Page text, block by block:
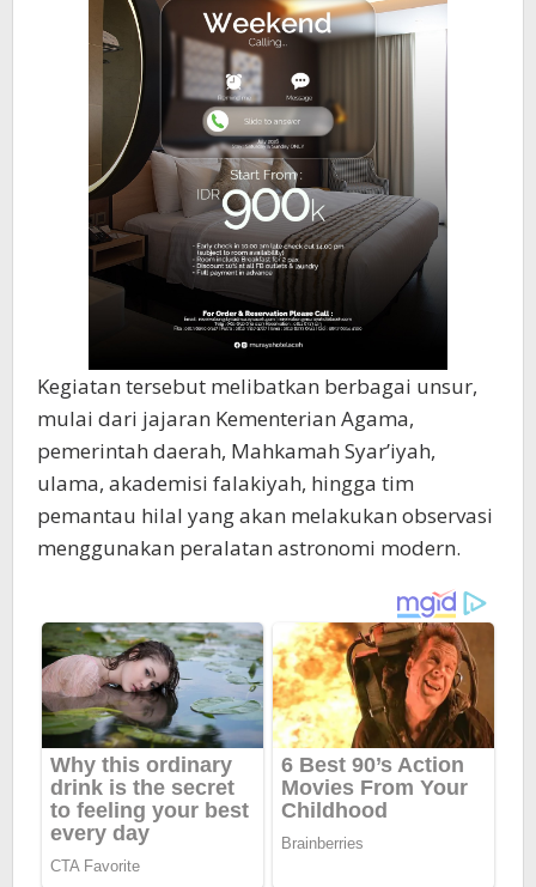
Kegiatan tersebut melibatkan berbagai unsur,
mulai dari jajaran Kementerian Agama,
pemerintah daerah, Mahkamah Syar’iyah,
ulama, akademisi falakiyah, hingga tim
pemantau hilal yang akan melakukan observasi
menggunakan peralatan astronomi modern.